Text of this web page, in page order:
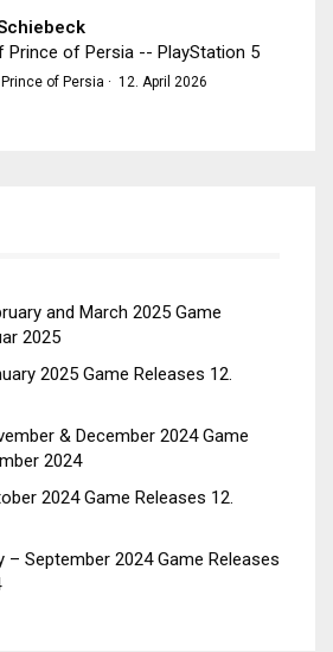
Prince of Persia -- PlayStation 5
of Persia · 12. April 2026
and March 2025 Game
2025
2025 Game Releases 12.
& December 2024 Game
2024
2024 Game Releases 12.
– September 2024 Game Releases